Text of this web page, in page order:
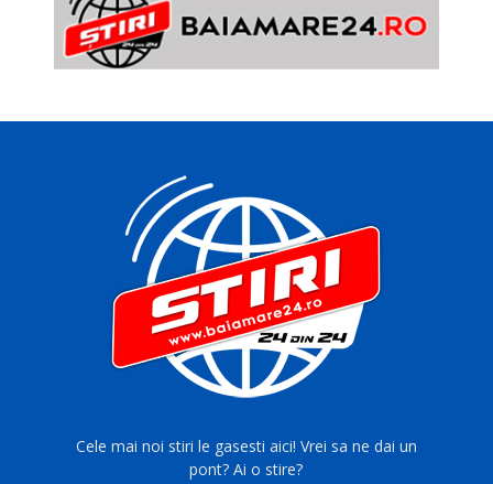
Cele mai noi stiri le gasesti aici! Vrei sa ne dai un
pont? Ai o stire?